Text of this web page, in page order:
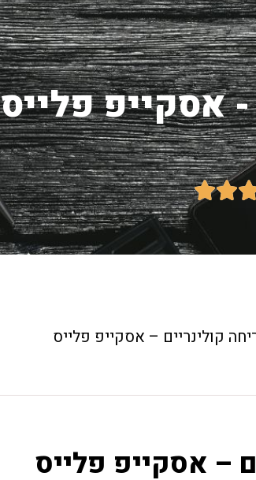
- אסקייפ פלייס


קולינריים – אסקייפ פלייס
– אסקייפ פלייס